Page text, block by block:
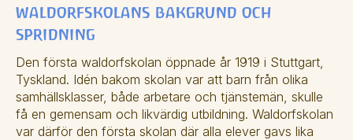
WALDORFSKOLANS BAKGRUND OCH
SPRIDNING
Den första waldorfskolan öppnade år 1919 i Stuttgart,
Tyskland. Idén bakom skolan var att barn från olika
samhällsklasser, både arbetare och tjänstemän, skulle
få en gemensam och likvärdig utbildning. Waldorfskolan
var därför den första skolan där alla elever gavs lika